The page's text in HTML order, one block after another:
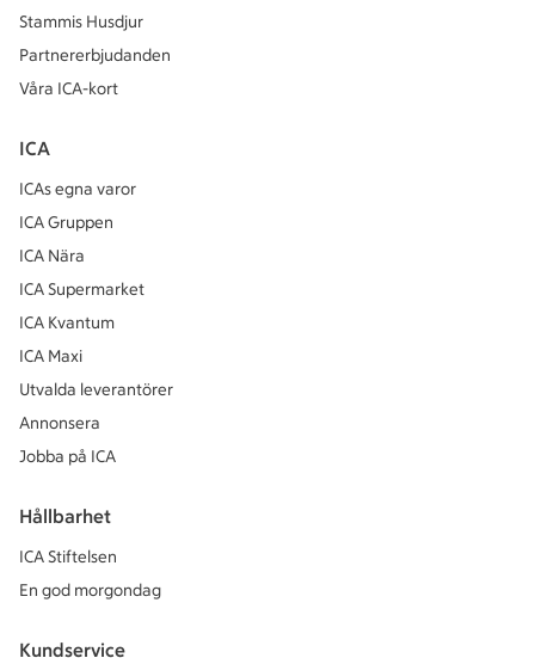
Stammis Husdjur
Partnererbjudanden
Våra ICA-kort
ICA
ICAs egna varor
ICA Gruppen
ICA Nära
ICA Supermarket
ICA Kvantum
ICA Maxi
Utvalda leverantörer
Annonsera
Jobba på ICA
Hållbarhet
ICA Stiftelsen
En god morgondag
Kundservice